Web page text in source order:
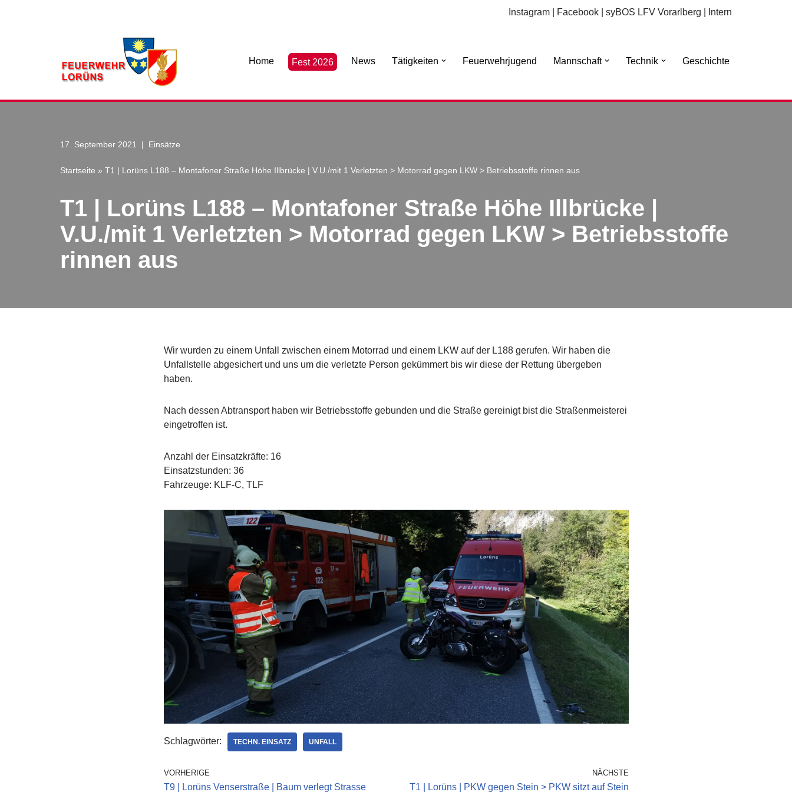
Instagram Facebook syBOS LFV Vorarlberg Intern
Home Fest 2026 News Tätigkeiten Feuerwehrjugend Mannschaft Technik Geschichte
17. September 2021 Einsätze
Startseite » T1 | Lorüns L188 – Montafoner Straße Höhe Illbrücke | V.U./mit 1 Verletzten > Motorrad gegen LKW > Betriebsstoffe rinnen aus
T1 | Lorüns L188 – Montafoner Straße Höhe Illbrücke |
V.U./mit 1 Verletzten > Motorrad gegen LKW > Betriebsstoffe
rinnen aus
Wir wurden zu einem Unfall zwischen einem Motorrad und einem LKW auf der L188 gerufen. Wir haben die
Unfallstelle abgesichert und uns um die verletzte Person gekümmert bis wir diese der Rettung übergeben
haben.
Nach dessen Abtransport haben wir Betriebsstoffe gebunden und die Straße gereinigt bist die Straßenmeisterei
eingetroffen ist.
Anzahl der Einsatzkräfte: 16
Einsatzstunden: 36
Fahrzeuge: KLF-C, TLF
Schlagwörter: TECHN. EINSATZ UNFALL
VORHERIGE
T9 | Lorüns Venserstraße | Baum verlegt Strasse
NÄCHSTE
T1 | Lorüns | PKW gegen Stein > PKW sitzt auf Stein